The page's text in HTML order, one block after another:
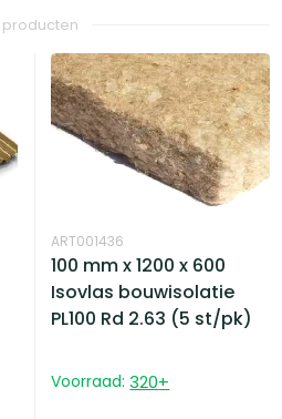
producten
ART001436
100 mm x 1200 x 600
Isovlas bouwisolatie
PL100 Rd 2.63 (5 st/pk)
Voorraad: 320+